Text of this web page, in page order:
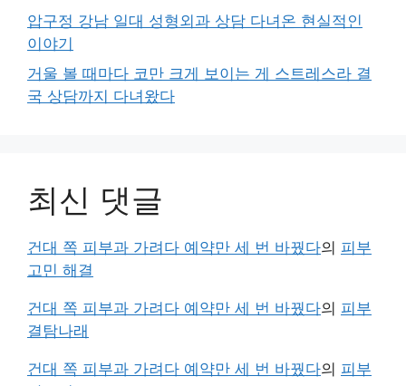
압구정 강남 일대 성형외과 상담 다녀온 현실적인
이야기
거울 볼 때마다 코만 크게 보이는 게 스트레스라 결
국 상담까지 다녀왔다
최신 댓글
건대 쪽 피부과 가려다 예약만 세 번 바꿨다의 피부
고민 해결
건대 쪽 피부과 가려다 예약만 세 번 바꿨다의 피부
결탐나래
건대 쪽 피부과 가려다 예약만 세 번 바꿨다의 피부